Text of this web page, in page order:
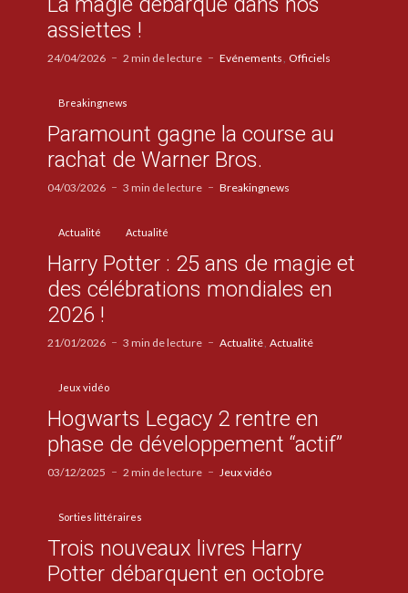
assiettes !
24/04/2026 2 min de lecture Evénements Officiels
Breakingnews
Paramount gagne la course au
rachat de Warner Bros.
04/03/2026 3 min de lecture Breakingnews
Actualité Actualité
Harry Potter : 25 ans de magie et
des célébrations mondiales en
2026 !
21/01/2026 3 min de lecture Actualité Actualité
Jeux vidéo
Hogwarts Legacy 2 rentre en
phase de développement “actif”
03/12/2025 2 min de lecture Jeux vidéo
Sorties littéraires
Trois nouveaux livres Harry
Potter débarquent en octobre